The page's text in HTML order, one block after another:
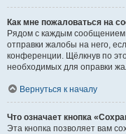
Как мне пожаловаться на
Рядом с каждым сообщением
отправки жалобы на него,
конференции. Щёлкнув по
необходимых для оправки
Вернуться к началу
Что означает кнопка
Эта кнопка позволяет вам